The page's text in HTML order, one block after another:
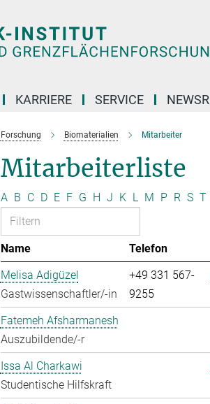
KARRIERE SERVICE
Forschung Biomaterialien Mitarbeiter
Mitarbeiterliste
A B C D E F G H J K L M P R S T
Name Telefon
Melisa Adigüzel
Gastwissenschaftler/-in
+49 331 567-
9255
Fatemeh Afsharmanesh
Auszubildende/-r
Issa Al Charkawi
Studentische Hilfskraft